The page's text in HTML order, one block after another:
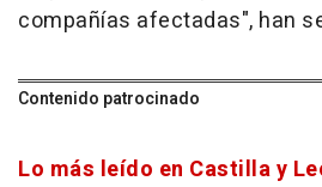
compañías afectadas", han
Contenido patrocinado
Lo más leído en Castilla y